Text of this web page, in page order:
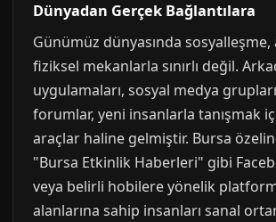
Dünyadan Gerçek Bağlantılara
Günümüz dünyasında sosyalleşme,
fiziksel mekanlarla sınırlı değil.
uygulamaları, sosyal medya
forumlar, yeni insanlarla tanışmak
araçlar haline gelmiştir. Bursa
"Bursa Etkinlik Haberleri" gibi
veya belirli hobilere yönelik
alanlarına sahip insanları sanal